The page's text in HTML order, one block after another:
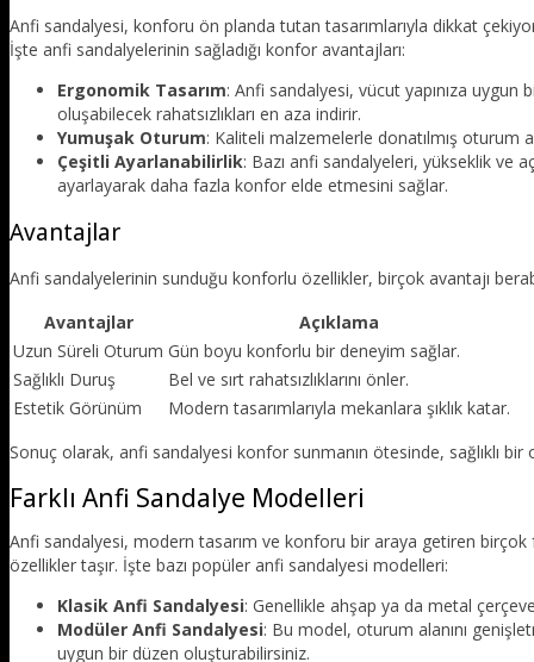
Anfi sandalyesi, konforu ön planda tutan tasarımlarıyla dikkat
İşte anfi sandalyelerinin sağladığı konfor avantajları:
Ergonomik Tasarım: Anfi sandalyesi, vücut yapınıza
oluşabilecek rahatsızlıkları en aza indirir.
Yumuşak Oturum: Kaliteli malzemelerle donatılmış oturum
Çeşitli Ayarlanabilirlik: Bazı anfi sandalyeleri, yükseklik ve
ayarlayarak daha fazla konfor elde etmesini sağlar.
Avantajlar
Anfi sandalyelerinin sunduğu konforlu özellikler, birçok avantajı
Avantajlar
Açıklama
Uzun Süreli Oturum Gün boyu konforlu bir deneyim sağlar.
Sağlıklı Duruş
Bel ve sırt rahatsızlıklarını önler.
Estetik Görünüm
Modern tasarımlarıyla mekanlara şıklık katar.
Sonuç olarak, anfi sandalyesi konfor sunmanın ötesinde, sağlıklı
Farklı Anfi Sandalye Modelleri
Anfi sandalyesi, modern tasarım ve konforu bir araya getiren birçok
özellikler taşır. İşte bazı popüler anfi sandalyesi modelleri:
Klasik Anfi Sandalyesi: Genellikle ahşap ya da metal
Modüler Anfi Sandalyesi: Bu model, oturum alanını
uygun bir düzen oluşturabilirsiniz.